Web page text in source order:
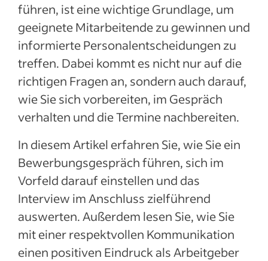
So bereiten Sie ein Bewerbungsgespräch
vor
Bewerbungsgespräch führen in sieben
Schritten
Beispielfragen für Bewerbungsgespräche
Nachbereitung des Bewerbungsgesprächs
Bewerbungsgespräch als Teil einer guten
Candidate Experience
Mehr anzeigen
führen, ist eine wichtige Grundlage, um
geeignete Mitarbeitende zu gewinnen und
informierte Personalentscheidungen zu
treffen. Dabei kommt es nicht nur auf die
richtigen Fragen an, sondern auch darauf,
wie Sie sich vorbereiten, im Gespräch
verhalten und die Termine nachbereiten.
In diesem Artikel erfahren Sie, wie Sie ein
Bewerbungsgespräch führen, sich im
Vorfeld darauf einstellen und das
Interview im Anschluss zielführend
auswerten. Außerdem lesen Sie, wie Sie
mit einer respektvollen Kommunikation
einen positiven Eindruck als Arbeitgeber